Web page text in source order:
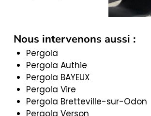
Nous intervenons aussi :
Pergola
Pergola Authie
Pergola BAYEUX
Pergola Vire
Pergola Bretteville-sur-Odon
Pergola Verson